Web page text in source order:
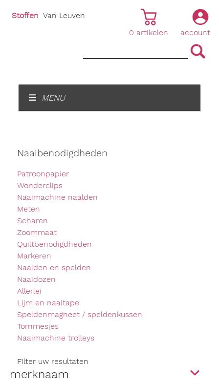
account
|
0 artikelen
Stoffen Van Leuven
MENU
Naaibenodigdheden
Patroonpapier
Wonderclips
Naaimachine naalden
Meten
Scharen
Zoommaat
Quiltbenodigdheden
Markeren
Naalden en spelden
Naaidozen
Allerlei
Lijm en naaitape
Speldenmagneet / speldenkussen
Tornmesjes
Naaimachine trolleys
Filter uw resultaten
merknaam